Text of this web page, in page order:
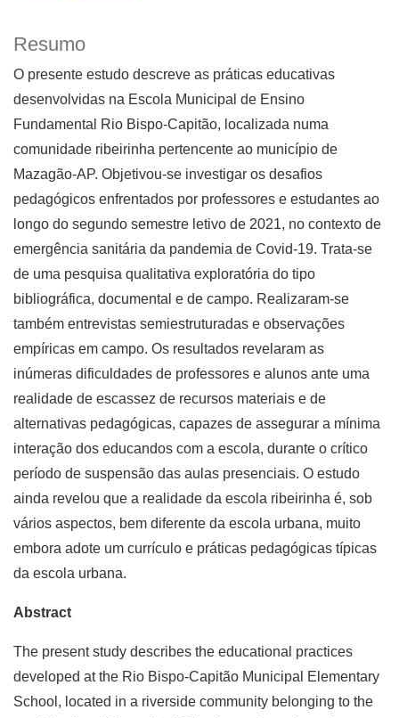
Resumo
O presente estudo descreve as práticas educativas
desenvolvidas na Escola Municipal de Ensino
Fundamental Rio Bispo-Capitão, localizada numa
comunidade ribeirinha pertencente ao município de
Mazagão-AP. Objetivou-se investigar os desafios
pedagógicos enfrentados por professores e estudantes ao
longo do segundo semestre letivo de 2021, no contexto de
emergência sanitária da pandemia de Covid-19. Trata-se
de uma pesquisa qualitativa exploratória do tipo
bibliográfica, documental e de campo. Realizaram-se
também entrevistas semiestruturadas e observações
empíricas em campo. Os resultados revelaram as
inúmeras dificuldades de professores e alunos ante uma
realidade de escassez de recursos materiais e de
alternativas pedagógicas, capazes de assegurar a mínima
interação dos educandos com a escola, durante o crítico
período de suspensão das aulas presenciais. O estudo
ainda revelou que a realidade da escola ribeirinha é, sob
vários aspectos, bem diferente da escola urbana, muito
embora adote um currículo e práticas pedagógicas típicas
da escola urbana.
Abstract
The present study describes the educational practices
developed at the Rio Bispo-Capitão Municipal Elementary
School, located in a riverside community belonging to the